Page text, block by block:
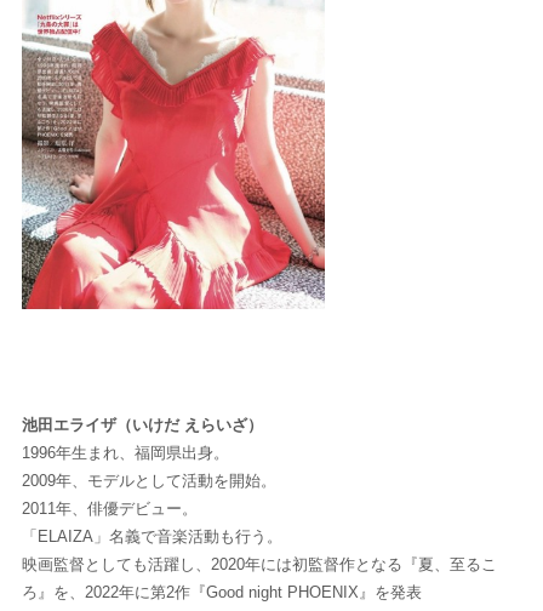
HOME
人気ランキング
カテゴリー
スポーツ アウトドア
雑誌
後から読む
池田エライザ（いけだ えらいざ）
1996年生まれ、福岡県出身。
2009年、 モデルとして活動を開始。
2011年、俳優デビュー。
「ELAIZA」名義で音楽活動も行う。
映画監督としても活躍し、2020年には初監督作となる『夏、至るこ
ろ』を、2022年に第2作『Good night PHOENIX』を発表